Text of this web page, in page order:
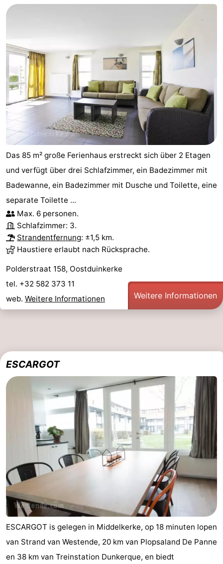
Das 85 m² große Ferienhaus erstreckt sich über 2 Etagen
und verfügt über drei Schlafzimmer, ein Badezimmer mit
Badewanne, ein Badezimmer mit Dusche und Toilette, eine
separate Toilette ...
Max. 6 personen.
Schlafzimmer: 3.
Strandentfernung: ±1,5 km.
Haustiere erlaubt nach Rücksprache.
Polderstraat 158, Oostduinkerke
tel. +32 582 373 11
web. Weitere Informationen Weitere Informationen
ESCARGOT
ESCARGOT is gelegen in Middelkerke, op 18 minuten lopen
van Strand van Westende, 20 km van Plopsaland De Panne
en 38 km van Treinstation Dunkerque, en biedt